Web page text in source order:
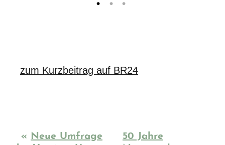
zum Kurzbeitrag auf BR24
« Neue Umfrage
50 Jahre